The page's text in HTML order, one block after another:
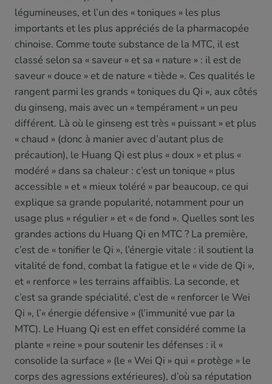
légumineuses, et l’un des « toniques » les plus
importants et les plus appréciés de la pharmacopée
chinoise. Comme toute substance de la MTC, il est
classé selon sa « saveur » et sa « nature » : il est de
saveur « douce » et de nature « tiède ». Ces qualités le
rangent parmi les grands « toniques du Qi », aux côtés
du ginseng, mais avec un « tempérament » un peu
différent. Là où le ginseng est très « puissant » et plus
« chaud » (donc à manier avec d’autant plus de
précaution), le Huang Qi est plus « doux » et plus «
modéré » dans sa chaleur : c’est un tonique « plus
accessible » et « mieux toléré » par beaucoup, ce qui
explique sa grande popularité, notamment pour un
usage plus « régulier » et « de fond ». Quelles sont les
grandes actions du Huang Qi en MTC ? La première,
c’est de « tonifier le Qi », l’énergie vitale : il soutient la
vitalité de fond, combat la fatigue et le « vide de Qi »,
et « renforce » les terrains affaiblis. La seconde, et
c’est sa grande spécialité, c’est de « renforcer le Wei
Qi », l’« énergie défensive » (l’immunité vue par la
MTC). Le Huang Qi est en effet considéré comme la
plante « reine » pour soutenir les défenses : il «
consolide la surface » (le « Wei Qi » qui « protège » le
corps des agressions extérieures), d’où sa réputation